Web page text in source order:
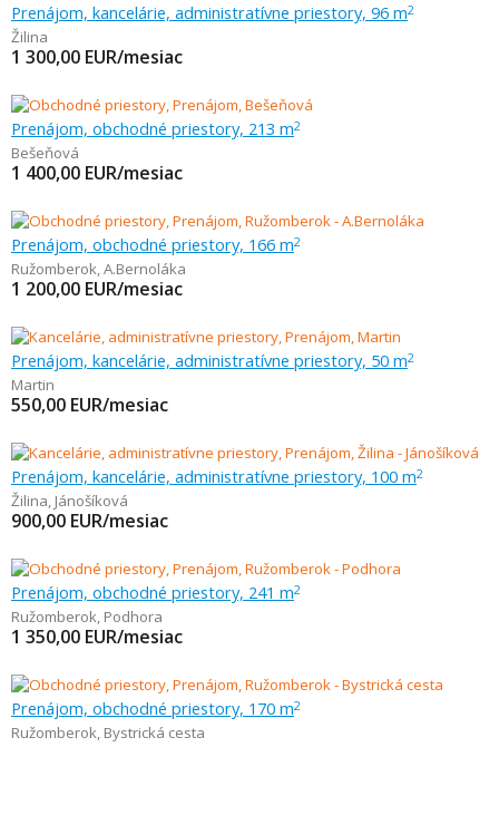
Prenájom, kancelárie, administratívne priestory, 96 m2
Žilina
1 300,00 EUR/mesiac
Prenájom, obchodné priestory, 213 m2
Bešeňová
1 400,00 EUR/mesiac
Prenájom, obchodné priestory, 166 m2
Ružomberok,A.Bernoláka
1 200,00 EUR/mesiac
Prenájom, kancelárie, administratívne priestory, 50 m2
Martin
550,00 EUR/mesiac
Prenájom, kancelárie, administratívne priestory, 100 m2
Žilina, Jánošíková
900,00 EUR/mesiac
Prenájom, obchodné priestory, 241 m2
Ružomberok, Podhora
1 350,00 EUR/mesiac
Prenájom, obchodné priestory, 170 m2
Ružomberok, Bystrická cesta